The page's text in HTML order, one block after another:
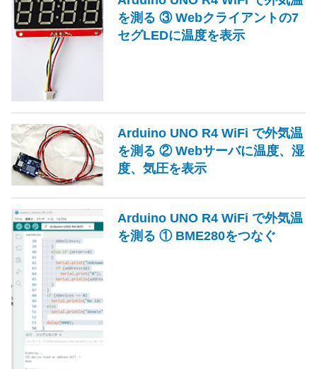
を測る ③ Webクライアントの7
セグLEDに温度を表示
Arduino UNO R4 WiFi で外気温
を測る ② Webサーバに温度、湿
度、気圧を表示
Arduino UNO R4 WiFi で外気温
を測る ① BME280をつなぐ